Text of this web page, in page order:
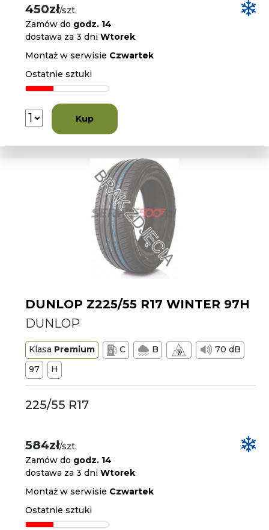
450zł/szt.
Zamów do godz. 14
dostawa za 3 dniWtorek
Montaż w serwisie Czwartek
Ostatnie sztuki
Kup
DUNLOP Z225/55 R17 WINTER 97H
DUNLOP
Klasa Premium C B
70 dB
97
H
225/55 R17
584zł/szt.
Zamów do godz. 14
dostawa za 3 dniWtorek
Montaż w serwisie Czwartek
Ostatnie sztuki